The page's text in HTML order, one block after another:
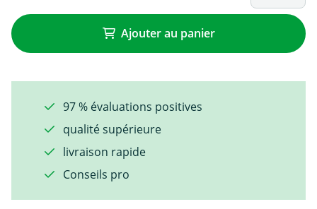
Ajouter au panier
97 % évaluations positives
qualité supérieure
livraison rapide
Conseils pro